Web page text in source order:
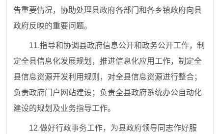
告重要情况，协助处理县政府各部门和各乡镇政府向县
政府反映的重要问题。
11.指导和协调县政府信息公开和政务公开工作，制
定全县信息化发展规划，推进信息化应用工作，制定全
县信息资源开发利用规则，对全县信息资源进行整合；
负责政府门户网站建设；负责全县政府系统办公自动化
建设的规划及业务指导工作。
12.做好行政事务工作，为县政府领导同志作好服